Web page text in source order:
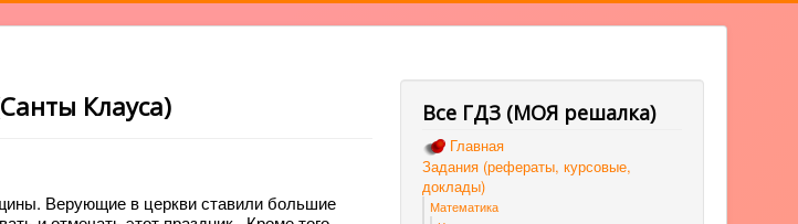
Клауса)
Верующие в церкви ставили большие
Все ГДЗ (МОЯ решалка)
Главная
Задания (рефераты, курсовые,
доклады)
Математика